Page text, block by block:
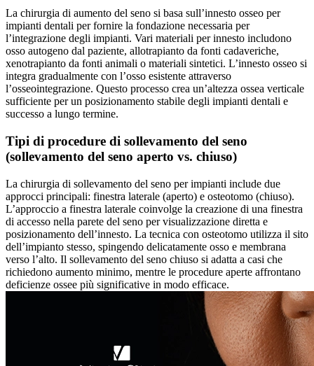
La chirurgia di aumento del seno si basa sull’innesto osseo per
impianti dentali per fornire la fondazione necessaria per
l’integrazione degli impianti. Vari materiali per innesto includono
osso autogeno dal paziente, allotrapianto da fonti cadaveriche,
xenotrapianto da fonti animali o materiali sintetici. L’innesto osseo si
integra gradualmente con l’osso esistente attraverso
l’osseointegrazione. Questo processo crea un’altezza ossea verticale
sufficiente per un posizionamento stabile degli impianti dentali e
successo a lungo termine.
Tipi di procedure di sollevamento del seno
(sollevamento del seno aperto vs. chiuso)
La chirurgia di sollevamento del seno per impianti include due
approcci principali: finestra laterale (aperto) e osteotomo (chiuso).
L’approccio a finestra laterale coinvolge la creazione di una finestra
di accesso nella parete del seno per visualizzazione diretta e
posizionamento dell’innesto. La tecnica con osteotomo utilizza il sito
dell’impianto stesso, spingendo delicatamente osso e membrana
verso l’alto. Il sollevamento del seno chiuso si adatta a casi che
richiedono aumento minimo, mentre le procedure aperte affrontano
deficienze ossee più significative in modo efficace.